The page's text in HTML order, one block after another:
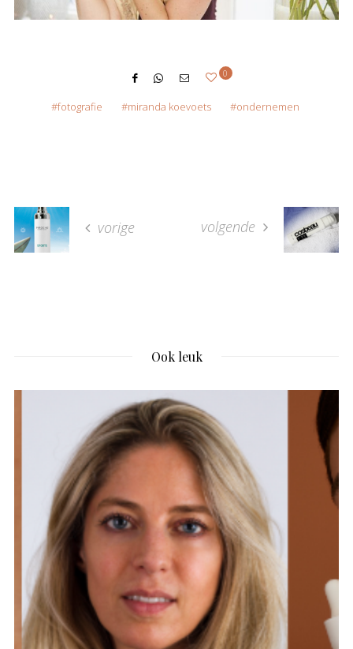
0
fotografie miranda koevoets ondernemen
vorige volgende
Ook leuk